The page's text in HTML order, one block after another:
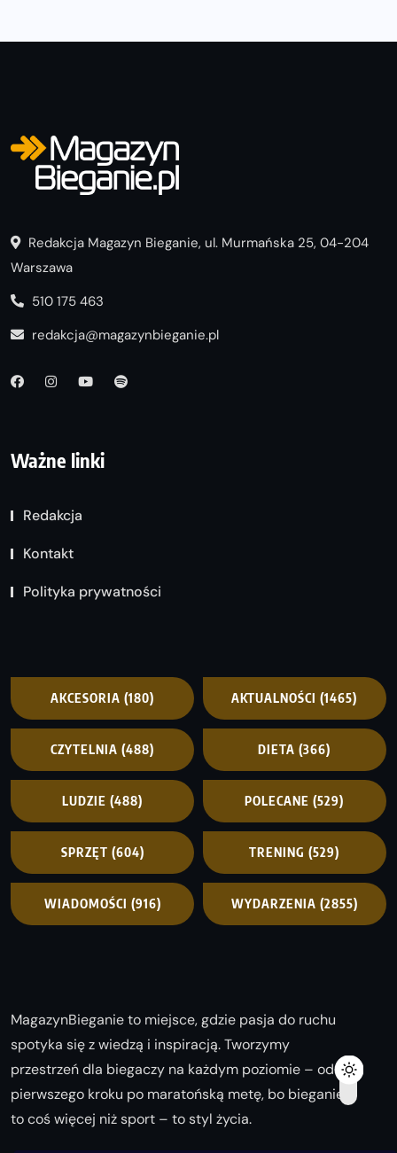
Redakcja Magazyn Bieganie, ul. Murmańska 25, 04-204
Warszawa
510 175 463
redakcja@magazynbieganie.pl
Ważne linki
Redakcja
Kontakt
Polityka prywatności
AKCESORIA (180) AKTUALNOŚCI (1465)
CZYTELNIA (488) DIETA (366)
LUDZIE (488) POLECANE (529)
SPRZĘT (604) TRENING (529)
WIADOMOŚCI (916) WYDARZENIA (2855)
MagazynBieganie to miejsce, gdzie pasja do ruchu
spotyka się z wiedzą i inspiracją. Tworzymy
przestrzeń dla biegaczy na każdym poziomie – od
pierwszego kroku po maratońską metę, bo bieganie
to coś więcej niż sport – to styl życia.